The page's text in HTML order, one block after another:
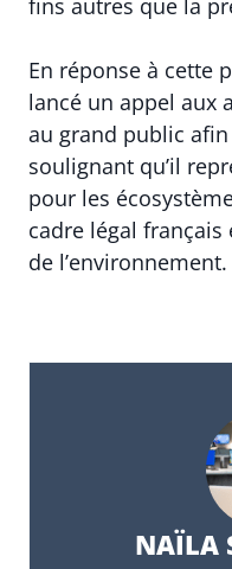
En réponse à cette
lancé un appel aux
au grand public
soulignant qu’il
pour les
cadre légal
de l’environnement.
NAÏLA